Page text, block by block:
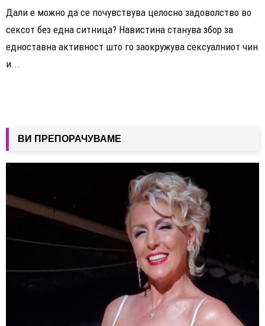
Дали е можно да се почувствува целосно задоволство во
сексот без една ситница? Навистина станува збор за
едноставна активност што го заокружува сексуалниот чин
и...
ВИ ПРЕПОРАЧУВАМЕ